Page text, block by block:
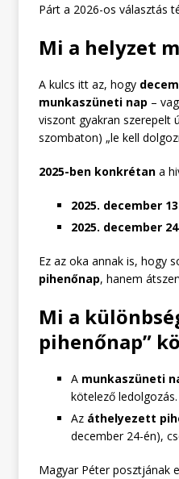
Párt a 2026-os választás
Mi a helyzet
A kulcs itt az, hogy
munkaszüneti nap –
viszont gyakran szerepelt
szombaton) „le kell
2025-ben konkrétan a
2025. december
2025. december
Ez az oka annak is, hogy
pihenőnap, hanem
Mi a
pihenőnap”
A munkaszüneti
kötelező ledolgozás.
Az áthelyezett
december 24-én),
Magyar Péter posztjának